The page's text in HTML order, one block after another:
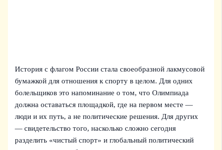
История с флагом России стала своеобразной лакмусовой
бумажкой для отношения к спорту в целом. Для одних
болельщиков это напоминание о том, что Олимпиада
должна оставаться площадкой, где на первом месте —
люди и их путь, а не политические решения. Для других
— свидетельство того, насколько сложно сегодня
разделить «чистый спорт» и глобальный политический